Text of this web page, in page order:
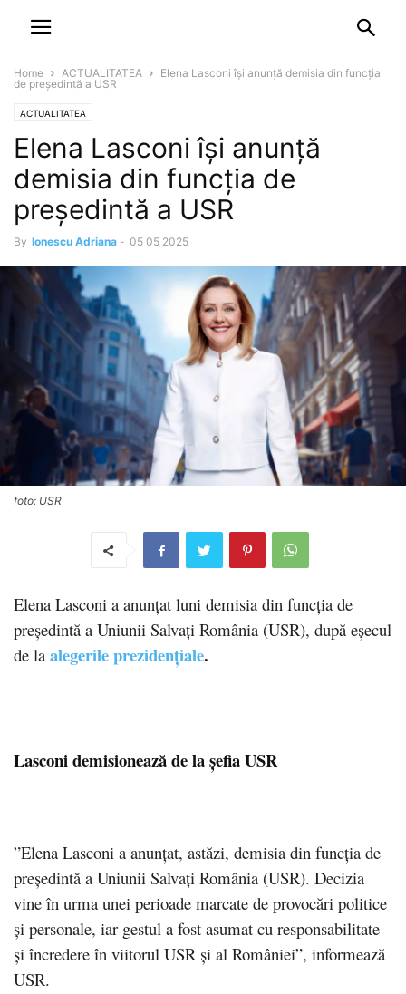
Home ACTUALITATEA
Elena Lasconi îşi anunţă demisia din funcţia
de preşedintă a USR
ACTUALITATEA
Elena Lasconi îşi anunţă
demisia din funcţia de
preşedintă a USR
By Ionescu Adriana - 05 05 2025
foto: USR
Elena Lasconi a anunţat luni demisia din funcţia de
preşedintă a Uniunii Salvaţi România (USR), după eșecul
de la alegerile prezidențiale.
Lasconi demisionează de la șefia USR
”Elena Lasconi a anunţat, astăzi, demisia din funcţia de
preşedintă a Uniunii Salvaţi România (USR). Decizia
vine în urma unei perioade marcate de provocări politice
şi personale, iar gestul a fost asumat cu responsabilitate
şi încredere în viitorul USR şi al României”, informează
USR.